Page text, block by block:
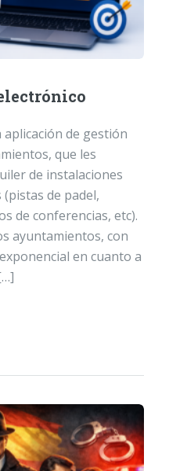
aplicación de gestión
que les
de instalaciones
de padel,
de conferencias, etc).
ayuntamientos, con
en cuanto a